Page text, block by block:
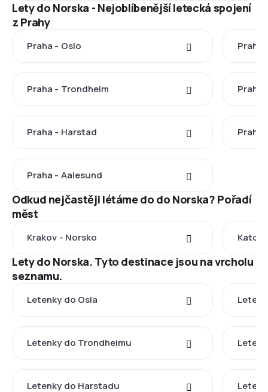
Lety do Norska - Nejoblíbenější letecká spojení
z Prahy
Praha - Oslo Praha
Praha - Trondheim Praha
Praha - Harstad Praha
Praha - Aalesund
Odkud nejčastěji létáme do do Norska? Pořadí
měst
Krakov - Norsko
Lety do Norska. Tyto destinace jsou na vrcholu
seznamu.
Letenky do Osla
Letenky do Trondheimu
Letenky do Harstadu